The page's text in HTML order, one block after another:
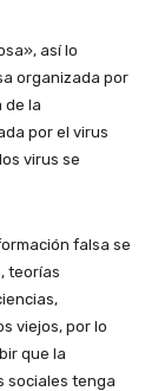
así lo
organizada por
de la
por el virus
virus se
falsa se
teorías
viejos, por lo
que la
sociales tenga